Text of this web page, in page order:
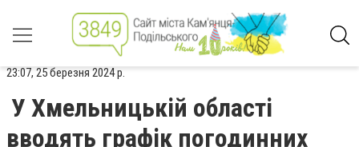
23:07, 25 березня 2024 р.
У Хмельницькій області
вводять графік погодинних